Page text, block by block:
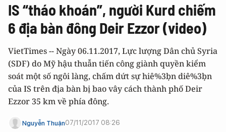
IS “tháo khoán”, người Kurd chiếm
6 địa bàn đông Deir Ezzor (video)
VietTimes -- Ngày 06.11.2017, Lực lượng Dân chủ Syria
(SDF) do Mỹ hậu thuẫn tiến công giành quyền kiểm
soát một số ngôi làng, chấm dứt sự hiê%3ḅn diê%3ḅn
của IS trên địa bàn bị bao vây cách thành phố Deir
Ezzor 35 km về phía đông.
Nguyễn Thuận07/11/2017 08:26